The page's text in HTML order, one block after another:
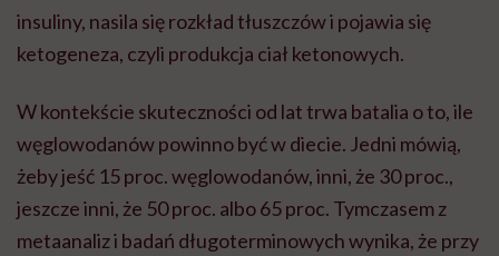
insuliny, nasila się rozkład tłuszczów i pojawia się
ketogeneza, czyli produkcja ciał ketonowych.
W kontekście skuteczności od lat trwa batalia o to, ile
węglowodanów powinno być w diecie. Jedni mówią,
żeby jeść 15 proc. węglowodanów, inni, że 30 proc.,
jeszcze inni, że 50 proc. albo 65 proc. Tymczasem z
metaanaliz i badań długoterminowych wynika, że przy